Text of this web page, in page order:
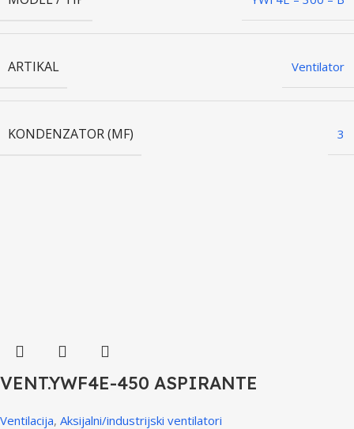
ARTIKAL Ventilator
KONDENZATOR (ΜF) 3
VENT.YWF4E-450 ASPIRANTE
Ventilacija, Aksijalni/industrijski ventilatori